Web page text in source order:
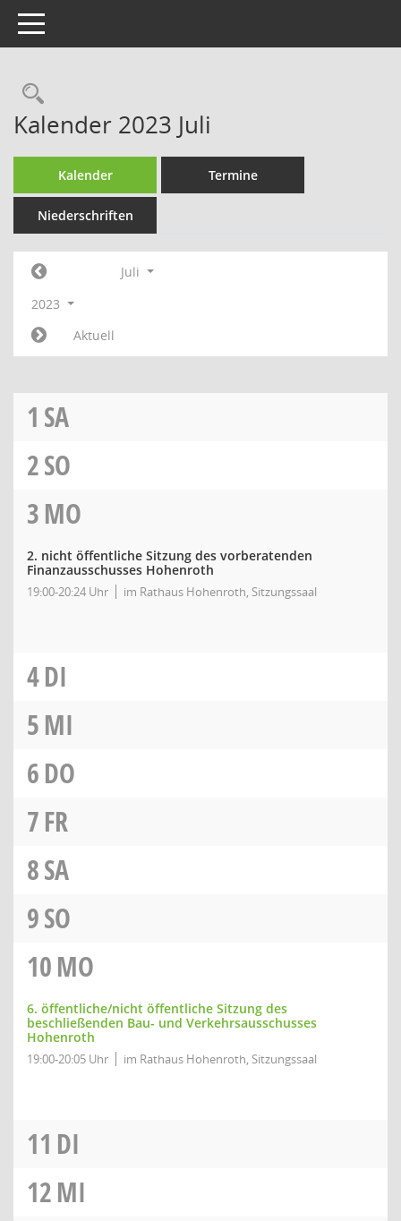
Toggle navigation
Rechercheauswahl
Kalender 2023 Juli
Kalender Termine
Niederschriften
Juli
2023
Aktuell
1 SA
2SO
3MO
2. nicht öffentliche Sitzung des vorberatenden
Finanzausschusses Hohenroth
19:00-20:24 Uhr im Rathaus Hohenroth, Sitzungssaal
4DI
5MI
6DO
7FR
8SA
9SO
10MO
6. öffentliche/nicht öffentliche Sitzung des
beschließenden Bau- und Verkehrsausschusses
Hohenroth
19:00-20:05 Uhr im Rathaus Hohenroth, Sitzungssaal
11 DI
12MI